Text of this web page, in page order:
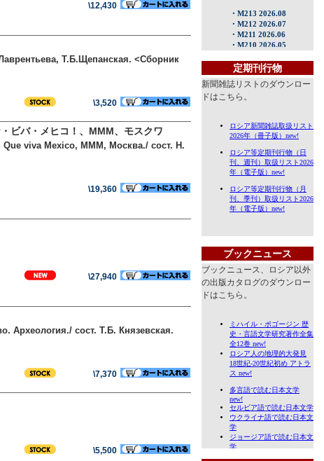
\12,430
Т.Б.Щепанская. <Сборник
\3,520
・ビバ・メヒコ！、MMM、モスクワ
Que viva Mexico, МММ, Москва./ сост. Н.
\19,360
\27,940
Археология./ сост. Т.Б. Князевская.
\7,370
\5,500
定期刊行物
新聞雑誌リストのダウンロー
ドはこちら。
ブックニュース
ブックニュース、ロシア以外
の出版カタログのダウンロー
ドはこちら。